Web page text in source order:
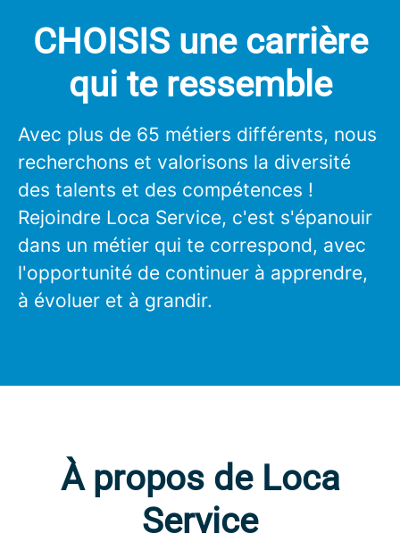
CHOISIS une carrière
qui te ressemble
Avec plus de 65 métiers différents, nous
recherchons et valorisons la diversité
des talents et des compétences !
Rejoindre Loca Service, c'est s'épanouir
dans un métier qui te correspond, avec
l'opportunité de continuer à apprendre,
à évoluer et à grandir.
À propos de Loca
Service